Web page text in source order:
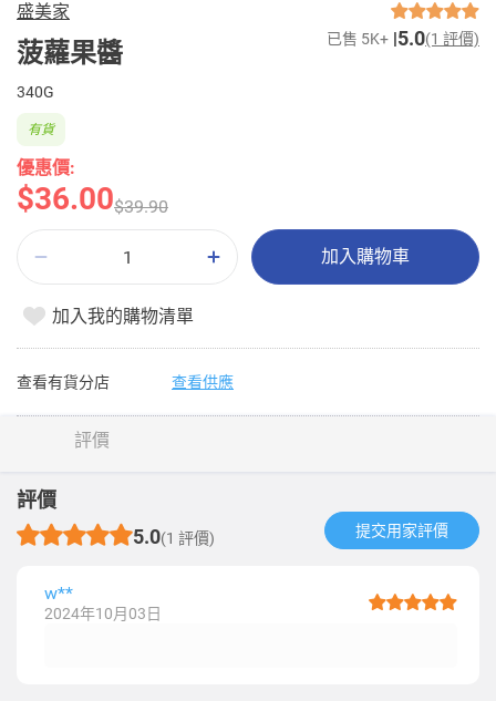
盛美家
菠蘿果醬 已售 5K+ 5.0(1 評價)
340G
優惠價:
$36.00$39.90
有貨
加入購物車
加入我的購物清單
查看有貨分店 查看供應
評價
評價
5.0(1 評價) 提交用家評價​
w**
2024年10月03日